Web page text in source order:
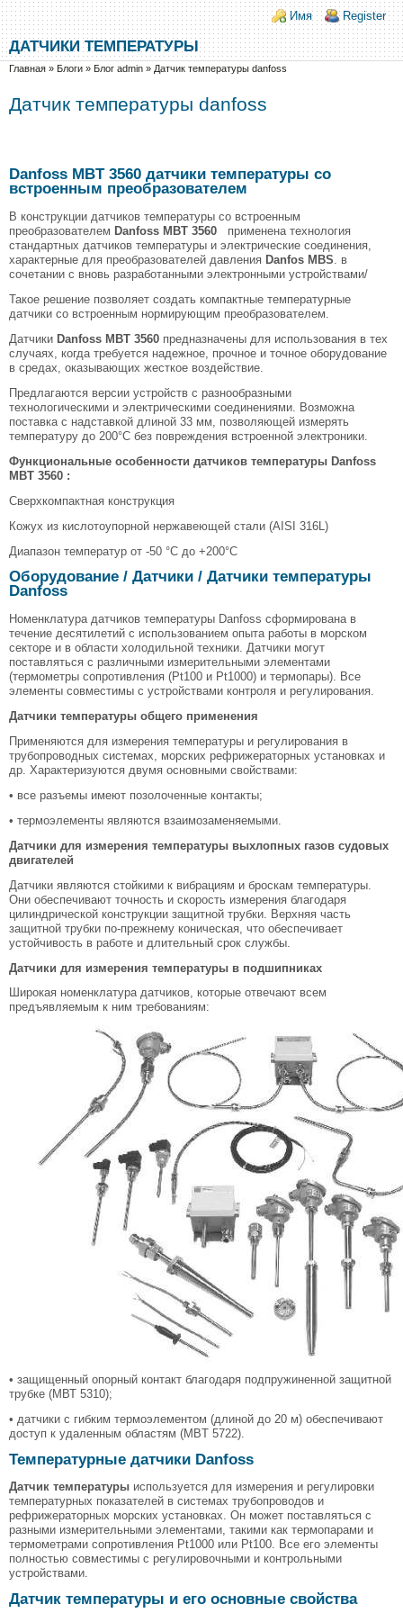
Перейти к основному содержанию
Skip to search
Login links
Имя Register
ДАТЧИКИ ТЕМПЕРАТУРЫ
Вы здесь
Главная » Блоги » Блог admin » Датчик температуры danfoss
Датчик температуры danfoss
Danfoss MBT 3560 датчики температуры со
встроенным преобразователем
В конструкции датчиков температуры со встроенным
преобразователем Danfoss MBT 3560 применена технология
стандартных датчиков температуры и электрические соединения,
характерные для преобразователей давления Danfos MBS . в
сочетании с вновь разработанными электронными устройствами/
Такое решение позволяет создать компактные температурные
датчики со встроенным нормирующим преобразователем.
Датчики Danfoss MBT 3560 предназначены для использования в тех
случаях, когда требуется надежное, прочное и точное оборудование
в средах, оказывающих жесткое воздействие.
Предлагаются версии устройств с разнообразными
технологическими и электрическими соединениями. Возможна
поставка с надставкой длиной 33 мм, позволяющей измерять
температуру до 200°С без повреждения встроенной электроники.
Функциональные особенности датчиков температуры Danfoss
MBT 3560 :
Сверхкомпактная конструкция
Кожух из кислотоупорной нержавеющей стали (AISI 316L)
Диапазон температур от -50 °C до +200°C
Оборудование / Датчики / Датчики температуры
Danfoss
Номенклатура датчиков температуры Danfoss сформирована в
течение десятилетий с использованием опыта работы в морском
секторе и в области холодильной техники. Датчики могут
поставляться с различными измерительными элементами
(термометры сопротивления (Pt100 и Pt1000) и термопары). Все
элементы совместимы с устройствами контроля и регулирования.
Датчики температуры общего применения
Применяются для измерения температуры и регулирования в
трубопроводных системах, морских рефрижераторных установках и
др. Характеризуются двумя основными свойствами:
• все разъемы имеют позолоченные контакты;
• термоэлементы являются взаимозаменяемыми.
Датчики для измерения температуры выхлопных газов судовых
двигателей
Датчики являются стойкими к вибрациям и броскам температуры.
Они обеспечивают точность и скорость измерения благодаря
цилиндрической конструкции защитной трубки. Верхняя часть
защитной трубки по-прежнему коническая, что обеспечивает
устойчивость в работе и длительный срок службы.
Датчики для измерения температуры в подшипниках
Широкая номенклатура датчиков, которые отвечают всем
предъявляемым к ним требованиям:
• защищенный опорный контакт благодаря подпружиненной защитной
трубке (МВТ 5310);
• датчики с гибким термоэлементом (длиной до 20 м) обеспечивают
доступ к удаленным областям (MBT 5722).
Температурные датчики Danfoss
Датчик температуры используется для измерения и регулировки
температурных показателей в системах трубопроводов и
рефрижераторных морских установках. Он может поставляться с
разными измерительными элементами, такими как термопарами и
термометрами сопротивления Pt1000 или Pt100. Все его элементы
полностью совместимы с регулировочными и контрольными
устройствами.
Датчик температуры и его основные свойства